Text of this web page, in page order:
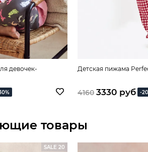
девочек-
Детская пижама
4160 3330 руб -
товары
SALE 20